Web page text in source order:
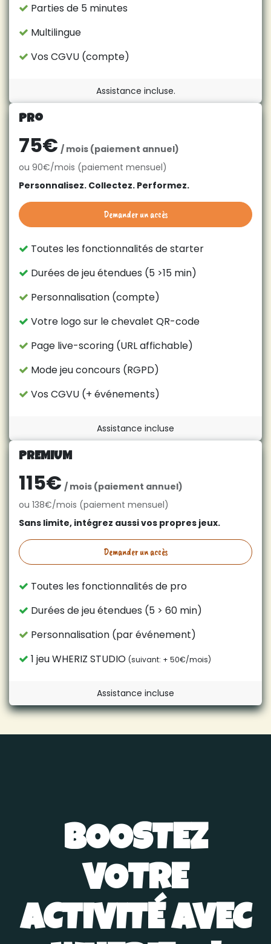
Parties de 5 minutes
Multilingue
Vos CGVU (compte)
Assistance incluse.
Pro
75€ / mois (paiement annuel)
ou 90€/mois (paiement mensuel)
Personnalisez. Collectez. Performez.
Demander un accès
Toutes les fonctionnalités de starter
Durées de jeu étendues (5 >15 min)
Personnalisation (compte)
Votre logo sur le chevalet QR-code
Page live-scoring (URL affichable)
Mode jeu concours (RGPD)
Vos CGVU (+ événements)
Assistance incluse
PREMIUM
115€ / mois (paiement annuel)
ou 138€/mois (paiement mensuel)
Sans limite, intégrez aussi vos propres jeux.
Demander un accès
Toutes les fonctionnalités de pro
Durées de jeu étendues (5 > 60 min)
Personnalisation (par événement)
1 jeu WHERIZ STUDIO (suivant: + 50€/mois)
Assistance incluse
BOOSTEZ
VOTRE
ACTIVITÉ AVEC